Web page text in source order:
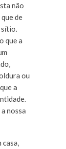
não
de
sítio.
que a
ou
a
nossa
casa,